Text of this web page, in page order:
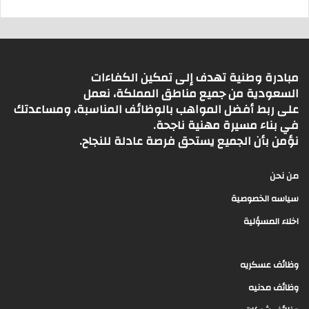
مبادرة وطنية تهدف إلى تمكين الكفاءات
السعودية من جميع مناطق المملكة، نعمل
على ربط أفضل المواهب بالوظائف المناسبة، ومساعدتك
في بناء مسيرة مهنية ناجحة.
نؤمن بأن الجميع يستحق فرصة عادلة للنجاح.
من نحن
سياسه الخصوصية
اخلاء المسؤلية
وظائف عسكريه
وظائف مدنيه